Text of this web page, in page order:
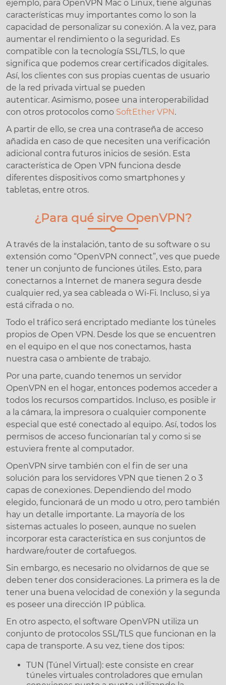
ejemplo, para OpenVPN Mac o Linux, tiene algunas
características muy importantes como lo son la
capacidad de personalizar su conexión. A la vez, para
aumentar el rendimiento o la seguridad. Es
compatible con la tecnología SSL/TLS, lo que
significa que podemos crear certificados digitales.
Así, los clientes con sus propias cuentas de usuario
de la red privada virtual se pueden
autenticar. Asimismo, posee una interoperabilidad
con otros protocolos como SoftEther VPN.
A partir de ello, se crea una contraseña de acceso
añadida en caso de que necesiten una verificación
adicional contra futuros inicios de sesión. Esta
característica de Open VPN funciona desde
diferentes dispositivos como smartphones y
tabletas, entre otros.
¿Para qué sirve OpenVPN?
A través de la instalación, tanto de su software o su
extensión como “OpenVPN connect”, ves que puede
tener un conjunto de funciones útiles. Esto, para
conectarnos a Internet de manera segura desde
cualquier red, ya sea cableada o Wi-Fi. Incluso, si ya
está cifrada o no.
Todo el tráfico será encriptado mediante los túneles
propios de Open VPN. Desde los que se encuentren
en el equipo en el que nos conectamos, hasta
nuestra casa o ambiente de trabajo.
Por una parte, cuando tenemos un servidor
OpenVPN en el hogar, entonces podemos acceder a
todos los recursos compartidos. Incluso, es posible ir
a la cámara, la impresora o cualquier componente
especial que esté conectado al equipo. Así, todos los
permisos de acceso funcionarían tal y como si se
estuviera frente al computador.
OpenVPN sirve también con el fin de ser una
solución para los servidores VPN que tienen 2 o 3
capas de conexiones. Dependiendo del modo
elegido, funcionará de un modo u otro, pero también
hay un detalle importante. La mayoría de los
sistemas actuales lo poseen, aunque no suelen
incorporar esta característica en sus conjuntos de
hardware/router de cortafuegos.
Sin embargo, es necesario no olvidarnos de que se
deben tener dos consideraciones. La primera es la de
tener una buena velocidad de conexión y la segunda
es poseer una dirección IP pública.
En otro aspecto, el software OpenVPN utiliza un
conjunto de protocolos SSL/TLS que funcionan en la
capa de transporte. A su vez, tiene dos tipos:
TUN (Túnel Virtual): este consiste en crear
túneles virtuales controladores que emulan